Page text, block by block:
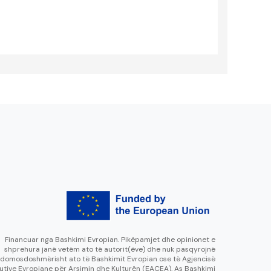
Financuar nga Bashkimi Evropian. Pikëpamjet dhe opinionet e
shprehura janë vetëm ato të autorit(ëve) dhe nuk pasqyrojnë
domosdoshmërisht ato të Bashkimit Evropian ose të Agjencisë
Evropiane për Arsimin dhe Kulturën (EACEA). As Bashkimi